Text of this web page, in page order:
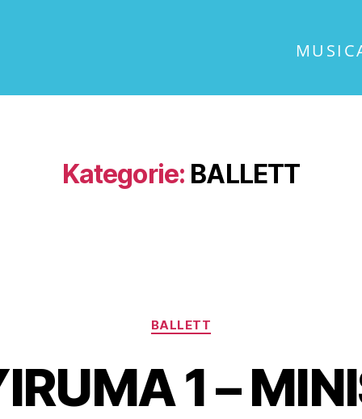
Kategorie: BALLETT
BALLETT
1 –